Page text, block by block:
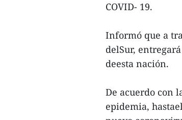
COVID- 19.
Informó que a
delSur,
deesta nación.
De acuerdo con
epidemia,